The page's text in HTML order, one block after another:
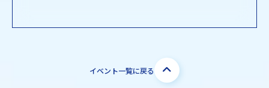
イベント一覧に戻る